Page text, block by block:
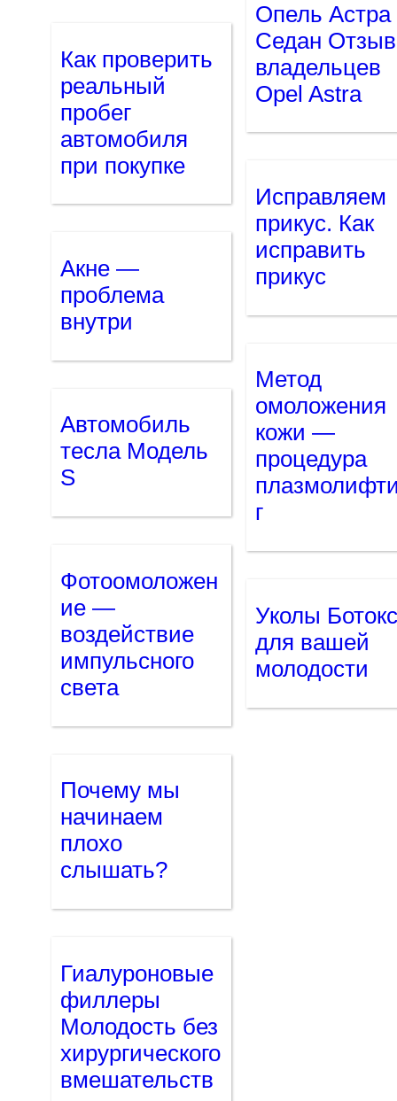
Как проверить
реальный
пробег
автомобиля
при покупке
Акне —
проблема
внутри
Автомобиль
тесла Модель
S
Фотоомоложен
ие —
воздействие
импульсного
света
Почему мы
начинаем
плохо
слышать?
Гиалуроновые
филлеры
Молодость без
хирургического
вмешательств
Опель Астра
Седан
владельцев
Opel Astra
Исправляем
прикус. Как
исправить
прикус
Метод
омоложения
кожи —
процедура
г
Уколы
для вашей
молодости